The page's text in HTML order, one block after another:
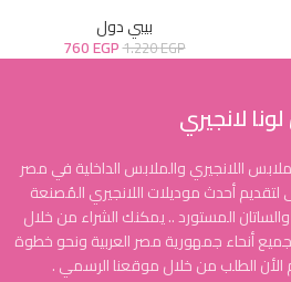
بيبي دول
1.220EGP
760EGP
لانجيري
اللانجيري والملابس الداخلية في مصر
ما نسعى لتقديم أحدث موديلات اللانجيري المُصنعة
المستورد .. يمكنك الشراء من خلال
في جميع أنحاء جمهورية مصر العربية ونحو خطوة
الأن الطلب من خلال موقعنا الرسمي .